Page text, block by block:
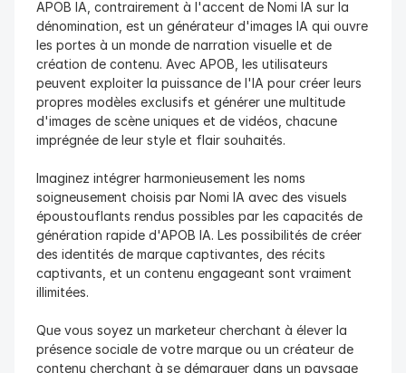
APOB IA, contrairement à l'accent de Nomi IA sur la
dénomination, est un générateur d'images IA qui ouvre
les portes à un monde de narration visuelle et de
création de contenu. Avec APOB, les utilisateurs
peuvent exploiter la puissance de l'IA pour créer leurs
propres modèles exclusifs et générer une multitude
d'images de scène uniques et de vidéos, chacune
imprégnée de leur style et flair souhaités.
Imaginez intégrer harmonieusement les noms
soigneusement choisis par Nomi IA avec des visuels
époustouflants rendus possibles par les capacités de
génération rapide d'APOB IA. Les possibilités de créer
des identités de marque captivantes, des récits
captivants, et un contenu engageant sont vraiment
illimitées.
Que vous soyez un marketeur cherchant à élever la
présence sociale de votre marque ou un créateur de
contenu cherchant à se démarquer dans un paysage